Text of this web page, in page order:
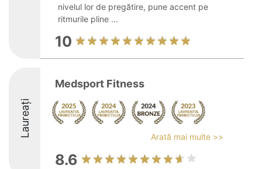
nivelul lor de pregătire, pune accent pe
ritmurile pline ...
10
Laureați
Medsport Fitness
Arată mai multe >>
8.6